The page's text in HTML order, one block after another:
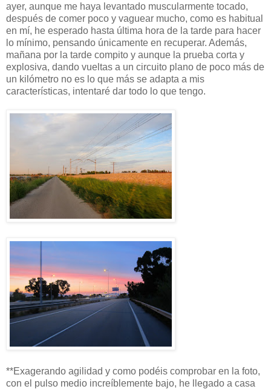
ayer, aunque me haya levantado muscularmente tocado,
después de comer poco y vaguear mucho, como es habitual
en mí, he esperado hasta última hora de la tarde para hacer
lo mínimo, pensando únicamente en recuperar. Además,
mañana por la tarde compito y aunque la prueba corta y
explosiva, dando vueltas a un circuito plano de poco más de
un kilómetro no es lo que más se adapta a mis
características, intentaré dar todo lo que tengo.
**Exagerando agilidad y como podéis comprobar en la foto,
con el pulso medio increíblemente bajo, he llegado a casa